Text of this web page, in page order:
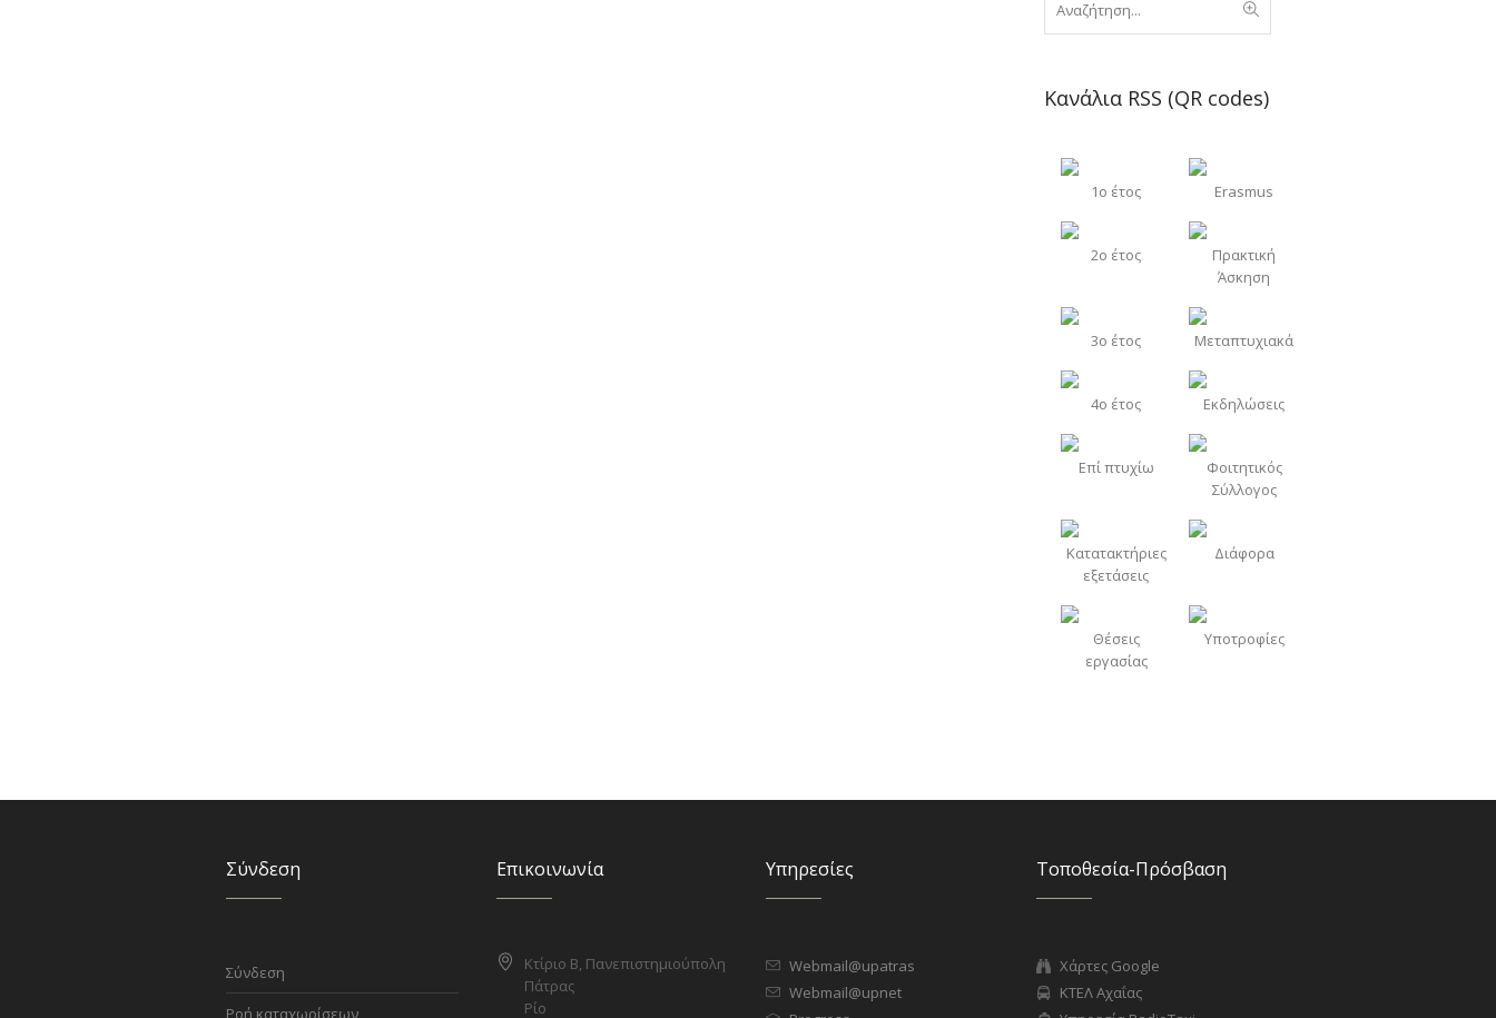
Κανάλια RSS (QR codes)
1o έτος Erasmus
2o έτος
Πρακτική
Άσκηση
3o έτος Μεταπτυχιακά
4o έτος Εκδηλώσεις
Επί πτυχίω
Φοιτητικός
Σύλλογος
Κατατακτήριες
εξετάσεις
Διάφορα
Θέσεις
εργασίας
Υποτροφίες
Σύνδεση
Σύνδεση
Ροή καταχωρίσεων
Επικοινωνία
Κτίριο Β, Πανεπιστημιούπολη
Πάτρας
Ρίο
Υπηρεσίες
Webmail@upatras
Webmail@upnet
Τοποθεσία-Πρόσβαση
Χάρτες Google
ΚΤΕΛ Αχαΐας